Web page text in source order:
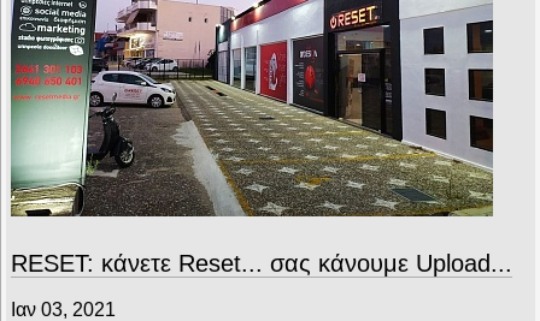
RESET: κάνετε Reset... σας κάνουμε Upload...
Ιαν 03, 2021